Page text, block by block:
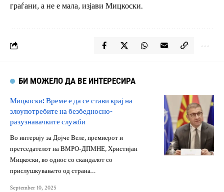
граѓани, а не е мала, изјави Мицкоски.
БИ МОЖЕЛО ДА ВЕ ИНТЕРЕСИРА
Мицкоски: Време е да се стави крај на
злоупотребите на безбедносно-
разузнавачките служби
Во интервју за Дојче Веле, премиерот и
претседателот на ВМРО-ДПМНЕ, Христијан
Мицкоски, во однос со скандалот со
прислушкувањето од страна…
September 10, 2025